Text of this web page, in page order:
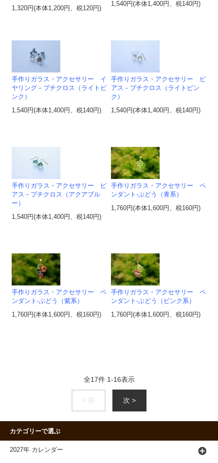
1,320円(本体1,200円、税120円)
1,540円(本体1,400円、税140円)
手作りガラス・アクセサリー イ
ヤリング－プチクロス（ライトピ
ンク）
1,540円(本体1,400円、税140円)
手作りガラス・アクセサリー ピ
アス－プチクロス（ライトピン
ク）
1,540円(本体1,400円、税140円)
手作りガラス・アクセサリー ピ
アス－プチクロス（アクアブル
ー）
1,540円(本体1,400円、税140円)
手作りガラス・アクセサリー ペ
ンダント‐ぶどう（青系）
1,760円(本体1,600円、税160円)
手作りガラス・アクセサリー ペ
ンダント‐ぶどう（紫系）
1,760円(本体1,600円、税160円)
手作りガラス・アクセサリー ペ
ンダント‐ぶどう（ピンク系）
1,760円(本体1,600円、税160円)
全17件 1-16表示
< 前 次 >
カテゴリーで選ぶ
2027年 カレンダー